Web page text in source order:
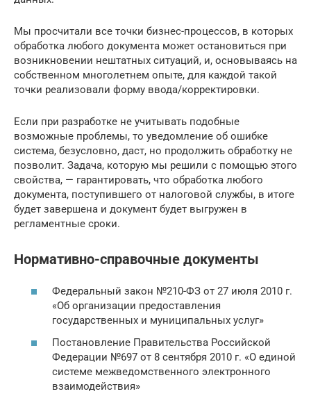
Мы просчитали все точки бизнес-процессов, в которых
обработка любого документа может остановиться при
возникновении нештатных ситуаций, и, основываясь на
собственном многолетнем опыте, для каждой такой
точки реализовали форму ввода/корректировки.
Если при разработке не учитывать подобные
возможные проб­лемы, то уведомление об ошибке
система, безусловно, даст, но продолжить обработку не
позволит. Задача, которую мы решили с помощью этого
свойства, — гарантировать, что обработка любого
документа, поступившего от налоговой службы, в итоге
будет завершена и документ будет выгружен в
регламентные сроки.
Нормативно-справочные документы
Федеральный закон №210-ФЗ от 27 июля 2010 г.
«Об организации предоставления
государственных и муниципальных услуг»
Постановление Правительства Российской
Федерации №697 от 8 сентября 2010 г. «О единой
системе межведомственного электронного
взаимодействия»